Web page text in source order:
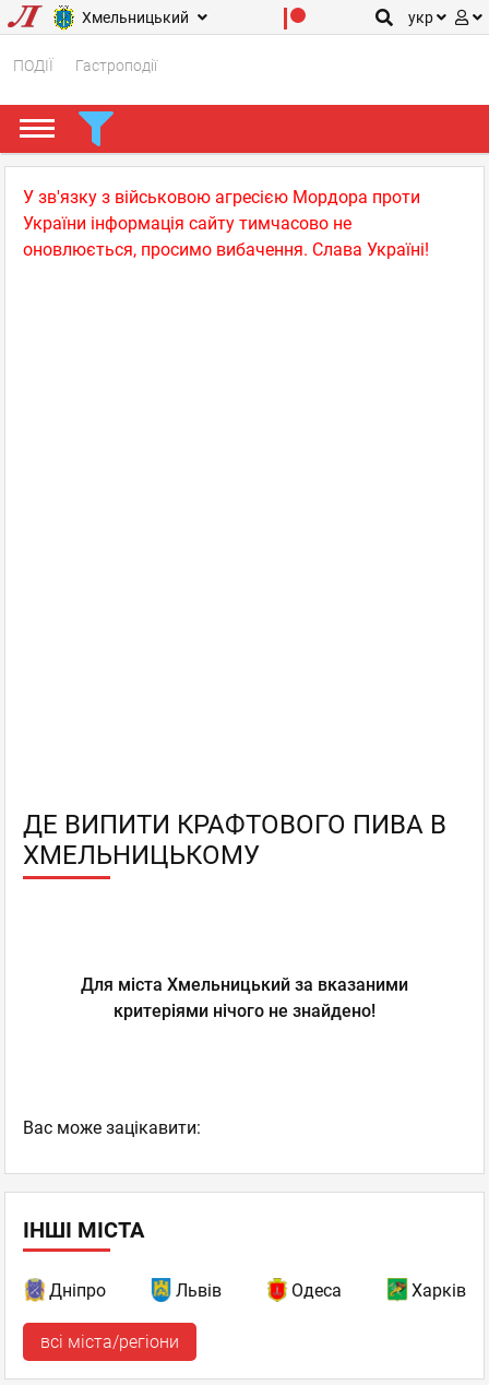
Хмельницький укр
ПОДІЇ Гастроподії
У зв'язку з військовою агресією Мордора проти
України інформація сайту тимчасово не
оновлюється, просимо вибачення. Слава Україні!
ДЕ ВИПИТИ КРАФТОВОГО ПИВА В
ХМЕЛЬНИЦЬКОМУ
Для міста Хмельницький за вказаними
критеріями нічого не знайдено!
Вас може зацікавити:
ІНШІ МІСТА
Дніпро Львів Одеса Харків
всі міста/регіони